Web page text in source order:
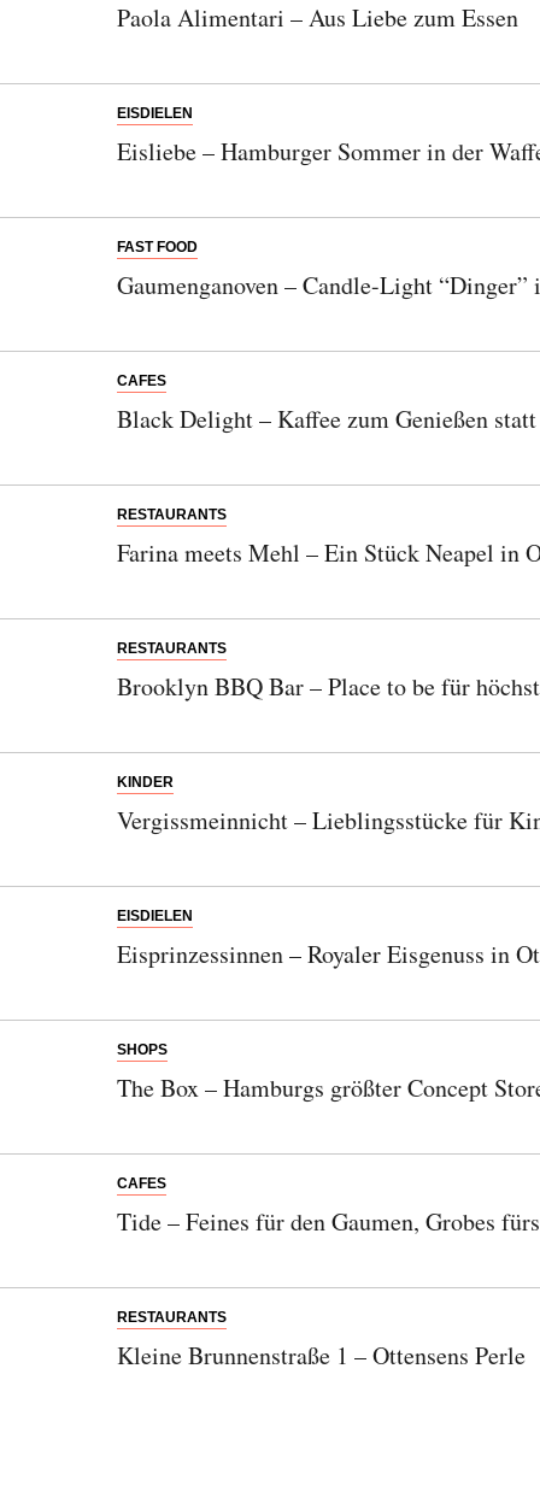
Paola Alimentari – Aus Liebe zum Essen
EISDIELEN
Eisliebe – Hamburger Sommer in der
FAST FOOD
Gaumenganoven – Candle-Light “Dinger”
CAFES
Black Delight – Kaffee zum Genießen
RESTAURANTS
Farina meets Mehl – Ein Stück Neapel in
RESTAURANTS
Brooklyn BBQ Bar – Place to be für
KINDER
Vergissmeinnicht – Lieblingsstücke für
EISDIELEN
Eisprinzessinnen – Royaler Eisgenuss in
SHOPS
The Box – Hamburgs größter Concept
CAFES
Tide – Feines für den Gaumen, Grobes
RESTAURANTS
Kleine Brunnenstraße 1 – Ottensens Perle